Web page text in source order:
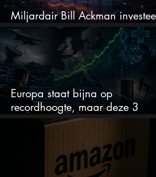
Miljardair Bill Ackman investeert
miljarden in dit techaandeel
Europa staat bijna op
recordhoogte, maar deze 3
sectoren vallen nu op